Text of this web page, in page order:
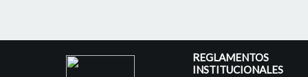
REGLAMENTOS
INSTITUCIONALES